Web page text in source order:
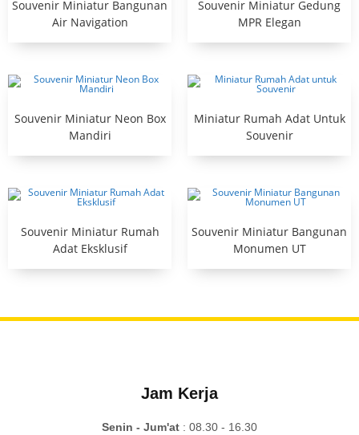
Souvenir Miniatur Bangunan
Air Navigation
Souvenir Miniatur Gedung
MPR Elegan
Souvenir Miniatur Neon Box
Mandiri
Miniatur Rumah Adat Untuk
Souvenir
Souvenir Miniatur Rumah
Adat Eksklusif
Souvenir Miniatur Bangunan
Monumen UT
Jam Kerja
Senin - Jum'at : 08.30 - 16.30